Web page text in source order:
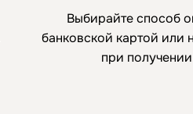
Выбирайте способ
банковской картой или
при